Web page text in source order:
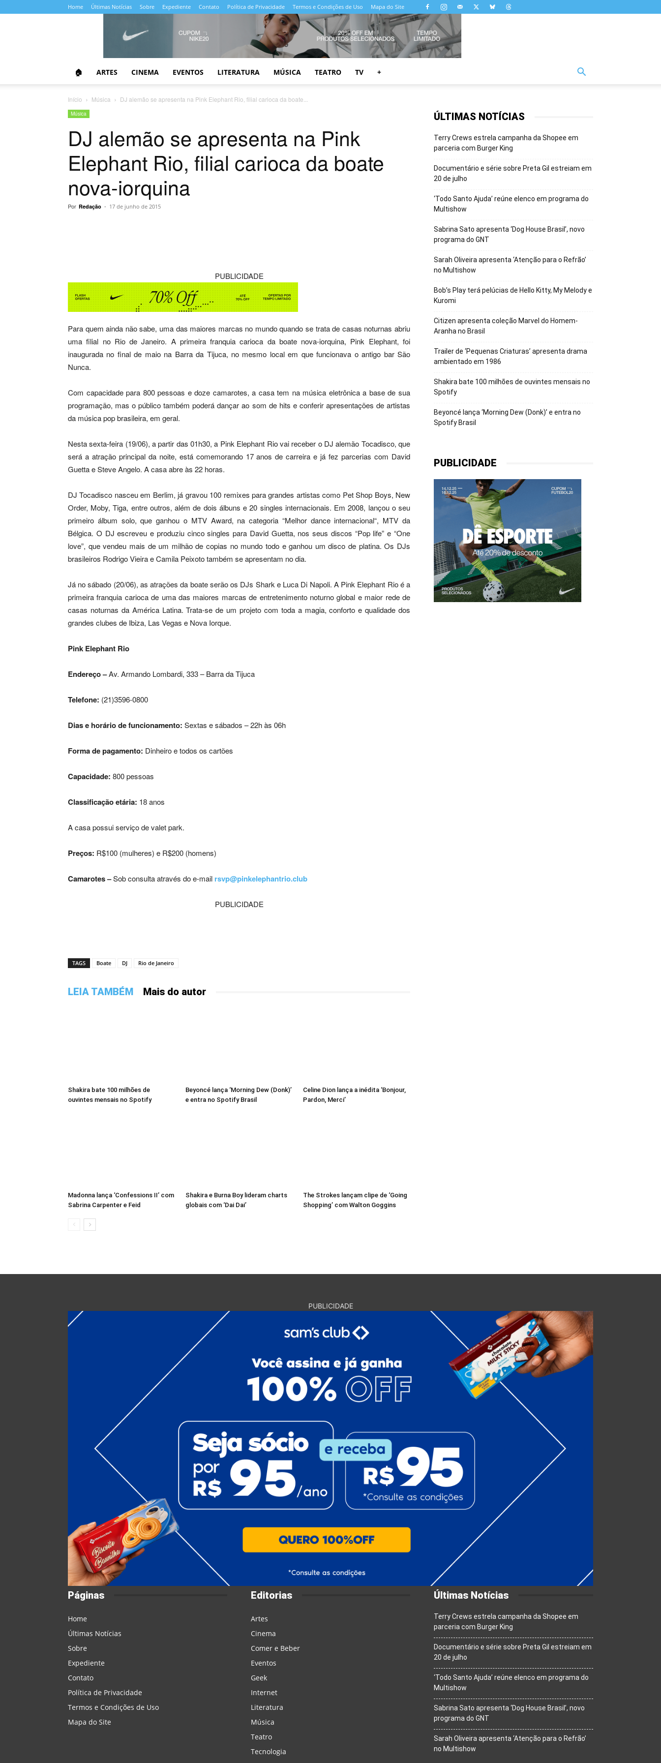
Home Últimas Notícias Sobre Expediente Contato Política de Privacidade Termos e Condições de Uso Mapa do Site
🏠 ARTES CINEMA EVENTOS LITERATURA MÚSICA TEATRO TV +
Início Música DJ alemão se apresenta na Pink Elephant Rio, filial carioca da boate...
Música
DJ alemão se apresenta na Pink
Elephant Rio, filial carioca da boate
nova-iorquina
Por Redação - 17 de junho de 2015
PUBLICIDADE
Para quem ainda não sabe, uma das maiores marcas no mundo quando se trata de casas noturnas abriu
uma filial no Rio de Janeiro. A primeira franquia carioca da boate nova-iorquina, Pink Elephant, foi
inaugurada no final de maio na Barra da Tijuca, no mesmo local em que funcionava o antigo bar São
Nunca.
Com capacidade para 800 pessoas e doze camarotes, a casa tem na música eletrônica a base de sua
programação, mas o público também poderá dançar ao som de hits e conferir apresentações de artistas
da música pop brasileira, em geral.
Nesta sexta-feira (19/06), a partir das 01h30, a Pink Elephant Rio vai receber o DJ alemão Tocadisco, que
será a atração principal da noite, está comemorando 17 anos de carreira e já fez parcerias com David
Guetta e Steve Angelo. A casa abre às 22 horas.
DJ Tocadisco nasceu em Berlim, já gravou 100 remixes para grandes artistas como Pet Shop Boys, New
Order, Moby, Tiga, entre outros, além de dois álbuns e 20 singles internacionais. Em 2008, lançou o seu
primeiro álbum solo, que ganhou o MTV Award, na categoria “Melhor dance internacional“, MTV da
Bélgica. O DJ escreveu e produziu cinco singles para David Guetta, nos seus discos “Pop life” e “One
love”, que vendeu mais de um milhão de copias no mundo todo e ganhou um disco de platina. Os DJs
brasileiros Rodrigo Vieira e Camila Peixoto também se apresentam no dia.
Já no sábado (20/06), as atrações da boate serão os DJs Shark e Luca Di Napoli. A Pink Elephant Rio é a
primeira franquia carioca de uma das maiores marcas de entretenimento noturno global e maior rede de
casas noturnas da América Latina. Trata-se de um projeto com toda a magia, conforto e qualidade dos
grandes clubes de Ibiza, Las Vegas e Nova Iorque.
Pink Elephant Rio
Endereço –Av. Armando Lombardi, 333 – Barra da Tijuca
Telefone: (21)3596-0800
Dias e horário de funcionamento: Sextas e sábados – 22h às 06h
Forma de pagamento: Dinheiro e todos os cartões
Capacidade: 800 pessoas
Classificação etária: 18 anos
A casa possui serviço de valet park.
Preços: R$100 (mulheres) e R$200 (homens)
Camarotes –Sob consulta através do e-mail rsvp@pinkelephantrio.club
PUBLICIDADE
TAGS Boate DJ Rio de Janeiro
LEIA TAMBÉM Mais do autor
Shakira bate 100 milhões de
ouvintes mensais no Spotify
Beyoncé lança ‘Morning Dew (Donk)’
e entra no Spotify Brasil
Celine Dion lança a inédita ‘Bonjour,
Pardon, Merci’
Madonna lança ‘Confessions II’ com
Sabrina Carpenter e Feid
Shakira e Burna Boy lideram charts
globais com ‘Dai Dai’
The Strokes lançam clipe de ‘Going
Shopping’ com Walton Goggins
ÚLTIMAS NOTÍCIAS
Terry Crews estrela campanha da Shopee em
parceria com Burger King
Documentário e série sobre Preta Gil estreiam em
20 de julho
‘Todo Santo Ajuda’ reúne elenco em programa do
Multishow
Sabrina Sato apresenta ‘Dog House Brasil’, novo
programa do GNT
Sarah Oliveira apresenta ‘Atenção para o Refrão’
no Multishow
Bob’s Play terá pelúcias de Hello Kitty, My Melody e
Kuromi
Citizen apresenta coleção Marvel do Homem-
Aranha no Brasil
Trailer de ‘Pequenas Criaturas’ apresenta drama
ambientado em 1986
Shakira bate 100 milhões de ouvintes mensais no
Spotify
Beyoncé lança ‘Morning Dew (Donk)’ e entra no
Spotify Brasil
PUBLICIDADE
PUBLICIDADE
Páginas
Home
Últimas Notícias
Sobre
Expediente
Contato
Política de Privacidade
Termos e Condições de Uso
Mapa do Site
Editorias
Artes
Cinema
Comer e Beber
Eventos
Geek
Internet
Literatura
Música
Teatro
Tecnologia
Últimas Notícias
Terry Crews estrela campanha da Shopee em
parceria com Burger King
Documentário e série sobre Preta Gil estreiam em
20 de julho
‘Todo Santo Ajuda’ reúne elenco em programa do
Multishow
Sabrina Sato apresenta ‘Dog House Brasil’, novo
programa do GNT
Sarah Oliveira apresenta ‘Atenção para o Refrão’
no Multishow